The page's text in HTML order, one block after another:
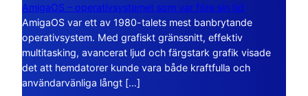
AmigaOS – operativsystemet som var före sin tid
AmigaOS var ett av 1980-talets mest banbrytande
operativsystem. Med grafiskt gränssnitt, effektiv
multitasking, avancerat ljud och färgstark grafik visade
det att hemdatorer kunde vara både kraftfulla och
användarvänliga långt […]